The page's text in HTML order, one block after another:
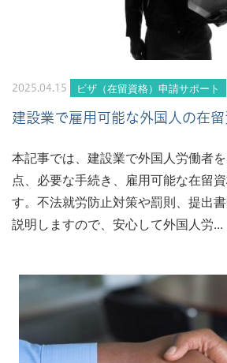
2025.04.15 ビザ（在留資格）申請サポート
建設業で雇用可能な外国人の在留
本記事では、建設業で外国人労働者
点、必要な手続き、雇用可能な在留
す。不法就労防止対策や罰則、提出
説明しますので、安心して外国人労...